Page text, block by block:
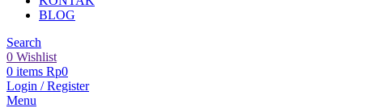
BLOG
Search
0 Wishlist
0 items Rp0
Login / Register
Menu